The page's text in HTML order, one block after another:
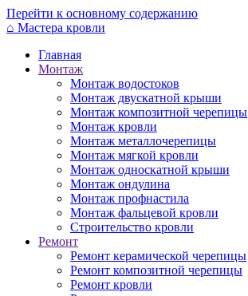
Перейти к основному содержанию
⌂ Мастера кровли
Главная
Монтаж
Монтаж водостоков
Монтаж двускатной крыши
Монтаж композитной черепицы
Монтаж кровли
Монтаж металлочерепицы
Монтаж мягкой кровли
Монтаж односкатной крыши
Монтаж ондулина
Монтаж профнастила
Монтаж фальцевой кровли
Строительство кровли
Ремонт
Ремонт керамической черепицы
Ремонт композитной черепицы
Ремонт кровли